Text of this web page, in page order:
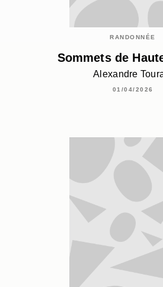
RANDONNÉE
Sommets de
Alexandre
01/04/2026